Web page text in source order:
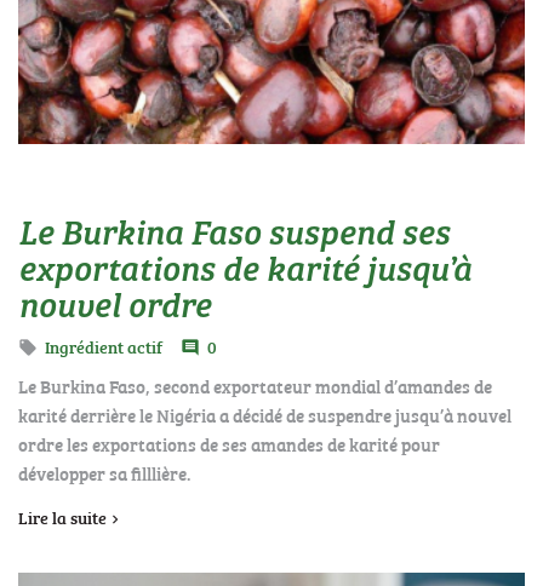
Le Burkina Faso suspend ses
exportations de karité jusqu’à
nouvel ordre
 Ingrédient actif comment 0
Le Burkina Faso, second exportateur mondial d’amandes de
karité derrière le Nigéria a décidé de suspendre jusqu’à nouvel
ordre les exportations de ses amandes de karité pour
développer sa filllière.
Lire la suite